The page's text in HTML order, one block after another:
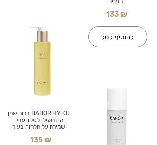
BABOR HY-OL בבור שמן
הידרופילי לניקוי עדין
ושמירה על הלחות בעור
135 ₪
הפנים
133 ₪
להוסיף לסל